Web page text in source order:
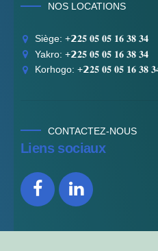
NOS LOCATIONS
Siège: +𝟮𝟐𝟓 𝟎𝟓 𝟎𝟓 𝟏𝟔 𝟑𝟖 𝟑𝟒
Yakro: +𝟮𝟐𝟓 𝟎𝟓 𝟎𝟓 𝟏𝟔 𝟑𝟖 𝟑𝟒
Korhogo: +𝟮𝟐𝟓 𝟎𝟓 𝟎𝟓 𝟏𝟔 𝟑𝟖
CONTACTEZ-NOUS
Liens sociaux